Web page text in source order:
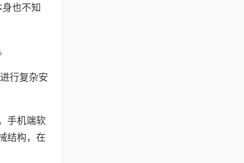
也不知
行复杂安
手机端软
结构，在